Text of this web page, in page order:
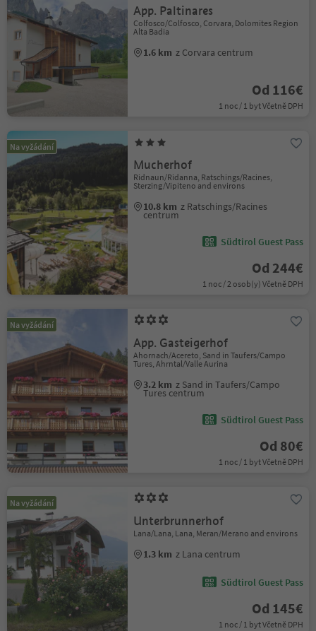
App. Paltinares
Colfosco/Colfosco, Corvara, Dolomites Region
Alta Badia
1.6 km z Corvara centrum
Od 116€
1 noc / 1 byt Včetně DPH
Na vyžádání
Mucherhof
Ridnaun/Ridanna, Ratschings/Racines,
Sterzing/Vipiteno and environs
10.8 km z Ratschings/Racines
centrum
Südtirol Guest Pass
Od 244€
1 noc / 2 osob(y) Včetně DPH
Na vyžádání
App. Gasteigerhof
Ahornach/Acereto, Sand in Taufers/Campo
Tures, Ahrntal/Valle Aurina
3.2 km z Sand in Taufers/Campo
Tures centrum
Südtirol Guest Pass
Od 80€
1 noc / 1 byt Včetně DPH
Na vyžádání
Unterbrunnerhof
Lana/Lana, Lana, Meran/Merano and environs
1.3 km z Lana centrum
Südtirol Guest Pass
Od 145€
1 noc / 1 byt Včetně DPH